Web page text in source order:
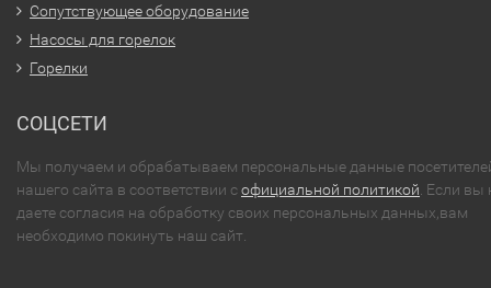
Сопутствующее оборудование
Насосы для горелок
Горелки
СОЦСЕТИ
Мы получаем и обрабатываем персональные данные
нашего сайта в соответствии софициальной политикой . Если вы
даете согласия на обработку своих персональных данных,вам
необходимо покинуть наш сайт.